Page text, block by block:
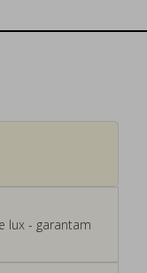
lux - garantam